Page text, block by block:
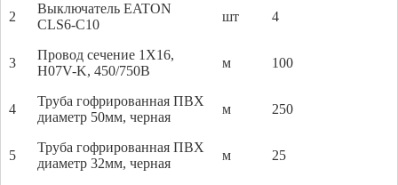
2
Выключатель EATON
CLS6-C10
шт 4
3
Провод сечение 1Х16,
H07V-K, 450/750В
м 100
4
Труба гофрированная ПВХ
диаметр 50мм, черная
м 250
5
Труба гофрированная ПВХ
диаметр 32мм, черная
м 25